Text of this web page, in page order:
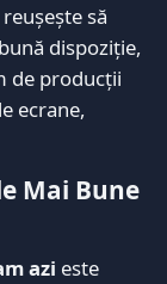
să
dispoziție,
de producții
ecrane,
Mai Bune
azi este